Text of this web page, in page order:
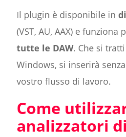
Il plugin è disponibile in
(VST, AU, AAX) e
tutte le DAW. Che si
Windows, si inserirà
vostro flusso di lavoro.
Come
analizzatori